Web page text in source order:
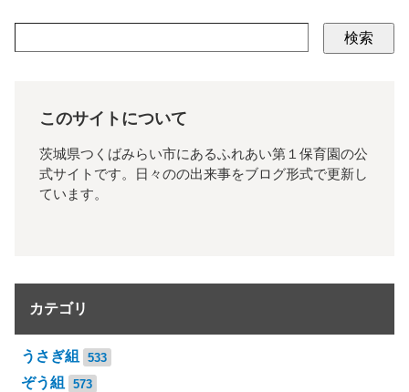
検索
このサイトについて
茨城県つくばみらい市にあるふれあい第１保育園の公
式サイトです。日々のの出来事をブログ形式で更新し
ています。
カテゴリ
うさぎ組 533
ぞう組 573